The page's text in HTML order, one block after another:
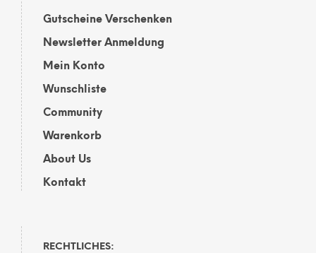
Gutscheine Verschenken
Newsletter Anmeldung
Mein Konto
Wunschliste
Community
Warenkorb
About Us
Kontakt
RECHTLICHES: